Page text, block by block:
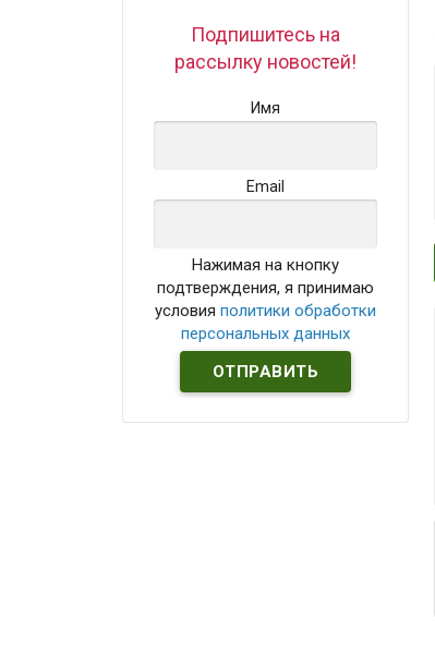
Подпишитесь на
рассылку новостей!
Имя
Email
Нажимая на кнопку
подтверждения, я принимаю
условияполитики обработки
персональных данных